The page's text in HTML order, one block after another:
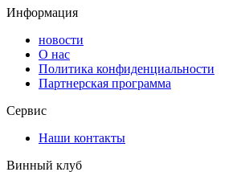
Информация
новости
О нас
Политика конфиденциальности
Партнерская программа
Сервис
Наши контакты
Винный клуб